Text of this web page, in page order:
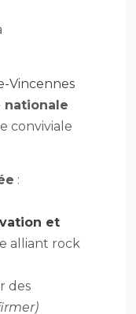
Vincennes
nationale
conviviale
:
et
alliant rock
des